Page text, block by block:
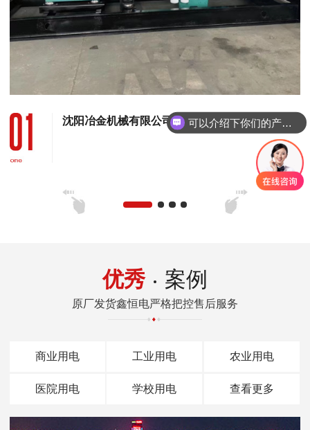
沈阳冶金机械有限公司 120KW康明斯发电机组
优秀 案例
原厂发货鑫恒电严格把控售后服务
商业用电 工业用电 农业用电
医院用电 学校用电 查看更多
可以介绍下你们的产品么